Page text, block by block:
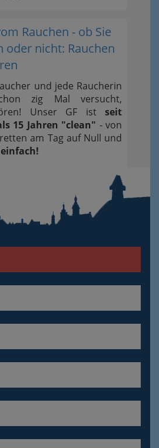
Rauchen - ob Sie
oder nicht: Rauchen
und jede Raucherin
zig Mal versucht,
Unser GF ist seit
15 Jahren "clean" - von
am Tag auf Null und